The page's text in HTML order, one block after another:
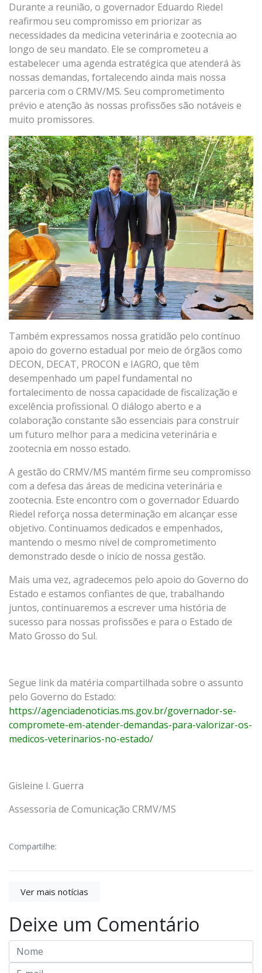
Durante a reunião, o governador Eduardo Riedel
reafirmou seu compromisso em priorizar as
necessidades da medicina veterinária e zootecnia ao
longo de seu mandato. Ele se comprometeu a
estabelecer uma agenda estratégica que atenderá às
nossas demandas, fortalecendo ainda mais nossa
parceria com o CRMV/MS. Seu comprometimento
prévio e atenção às nossas profissões são notáveis e
muito promissores.
Também expressamos nossa gratidão pelo contínuo
apoio do governo estadual por meio de órgãos como
DECON, DECAT, PROCON e IAGRO, que têm
desempenhado um papel fundamental no
fortalecimento de nossa capacidade de fiscalização e
excelência profissional. O diálogo aberto e a
colaboração constante são essenciais para construir
um futuro melhor para a medicina veterinária e
zootecnia em nosso estado.
A gestão do CRMV/MS mantém firme seu compromisso
com a defesa das áreas de medicina veterinária e
zootecnia. Este encontro com o governador Eduardo
Riedel reforça nossa determinação em alcançar esse
objetivo. Continuamos dedicados e empenhados,
mantendo o mesmo nível de comprometimento
demonstrado desde o início de nossa gestão.
Mais uma vez, agradecemos pelo apoio do Governo do
Estado e estamos confiantes de que, trabalhando
juntos, continuaremos a escrever uma história de
sucesso para nossas profissões e para o Estado de
Mato Grosso do Sul.
Segue link da matéria compartilhada sobre o assunto
pelo Governo do Estado:
https://agenciadenoticias.ms.gov.br/governador-se-
compromete-em-atender-demandas-para-valorizar-os-
medicos-veterinarios-no-estado/
Gisleine I. Guerra
Assessoria de Comunicação CRMV/MS
Compartilhe:
Ver mais notícias
Deixe um Comentário